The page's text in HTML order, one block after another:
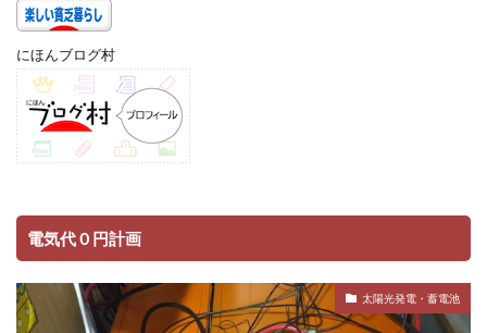
にほんブログ村
電気代０円計画
太陽光発電・蓄電池